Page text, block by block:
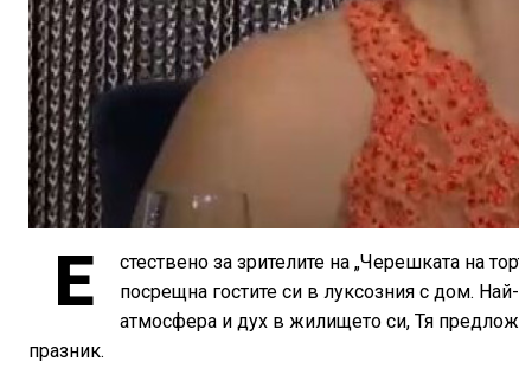
Е
стествено за зрителите на „Черешката на
посрещна гостите си в луксозния с дом.
атмосфера и дух в жилището си, Тя
празник.